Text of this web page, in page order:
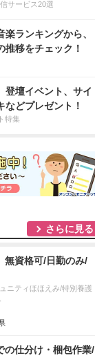
サービス20選
楽ランキングから、
推移をチェック！
登壇イベント、サイ
などプレゼント！
特集
さらに見る
無資格可/日勤のみ/
ニティほほえみ/特別養護
の仕分け・梱包作業/